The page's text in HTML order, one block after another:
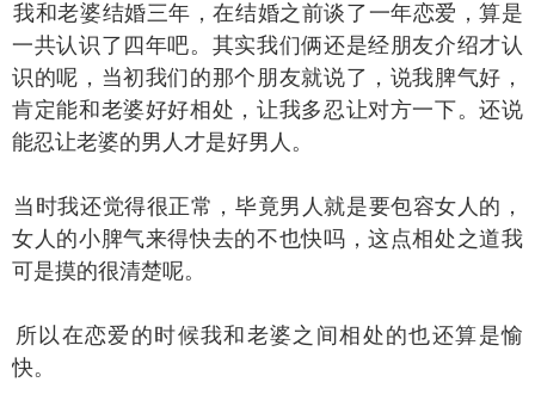
老婆结婚三年，在结婚之前谈了一年恋爱，算是
一共认识了四年吧。其实我们俩还是经朋友介绍才认
识的呢，当初我们的那个朋友就说了，说我脾气好，
肯定能和老婆好好相处，让我多忍让对方一下。还说
能忍让老婆的男人才是好男人。
我还觉得很正常，毕竟男人就是要包容女人的，
女人的小脾气来得快去的不也快吗，这点相处之道我
可是摸的很清楚呢。
在恋爱的时候我和老婆之间相处的也还算是愉
快。